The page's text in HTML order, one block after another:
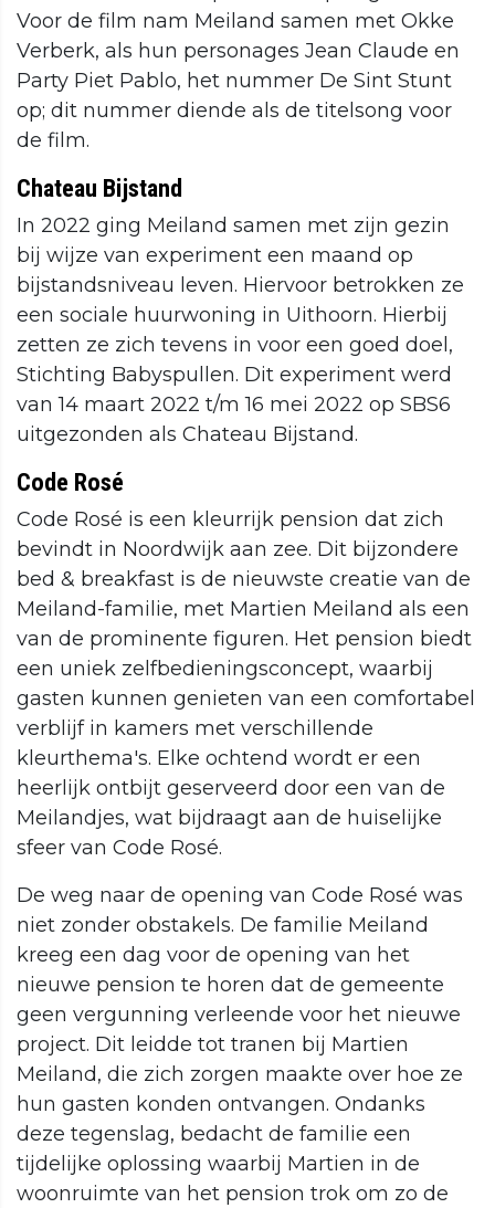
Voor de film nam Meiland samen met Okke
Verberk, als hun personages Jean Claude en
Party Piet Pablo, het nummer De Sint Stunt
op; dit nummer diende als de titelsong voor
de film.
Chateau Bijstand
In 2022 ging Meiland samen met zijn gezin
bij wijze van experiment een maand op
bijstandsniveau leven. Hiervoor betrokken ze
een sociale huurwoning in Uithoorn. Hierbij
zetten ze zich tevens in voor een goed doel,
Stichting Babyspullen. Dit experiment werd
van 14 maart 2022 t/m 16 mei 2022 op SBS6
uitgezonden als Chateau Bijstand.
Code Rosé
Code Rosé is een kleurrijk pension dat zich
bevindt in Noordwijk aan zee. Dit bijzondere
bed & breakfast is de nieuwste creatie van de
Meiland-familie, met Martien Meiland als een
van de prominente figuren. Het pension biedt
een uniek zelfbedieningsconcept, waarbij
gasten kunnen genieten van een comfortabel
verblijf in kamers met verschillende
kleurthema's. Elke ochtend wordt er een
heerlijk ontbijt geserveerd door een van de
Meilandjes, wat bijdraagt aan de huiselijke
sfeer van Code Rosé.
De weg naar de opening van Code Rosé was
niet zonder obstakels. De familie Meiland
kreeg een dag voor de opening van het
nieuwe pension te horen dat de gemeente
geen vergunning verleende voor het nieuwe
project. Dit leidde tot tranen bij Martien
Meiland, die zich zorgen maakte over hoe ze
hun gasten konden ontvangen. Ondanks
deze tegenslag, bedacht de familie een
tijdelijke oplossing waarbij Martien in de
woonruimte van het pension trok om zo de